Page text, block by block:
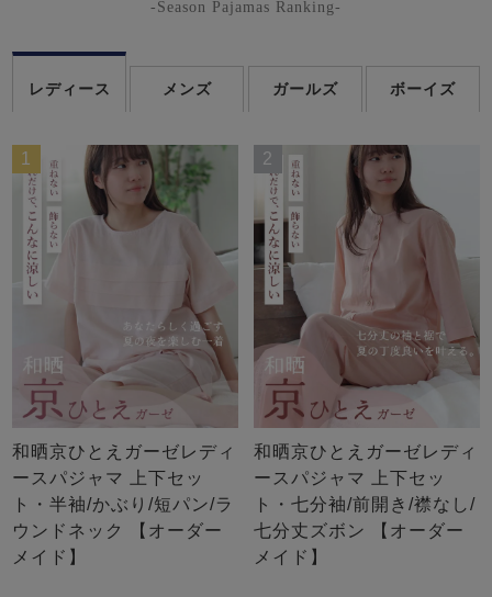
-Season Pajamas Ranking-
レディース メンズ ガールズ ボーイズ
1
和晒京ひとえガーゼレディ
ースパジャマ 上下セッ
ト・半袖/かぶり/短パン/ラ
ウンドネック 【オーダー
メイド】
2
和晒京ひとえガーゼレディ
ースパジャマ 上下セッ
ト・七分袖/前開き/襟なし/
七分丈ズボン 【オーダー
メイド】